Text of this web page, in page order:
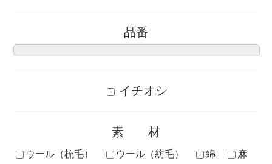
品番
イチオシ
素材
ウール（梳毛） ウール（紡毛） 綿
麻